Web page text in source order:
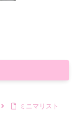
ミニマリスト